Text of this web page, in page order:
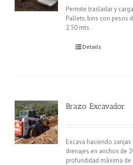
Permite trasladar y
Pallets, bins con pesos
2.50 mts.
Details
Brazo Excavador
Excava haciendo
drenajes en anchos de
profundidad máxima de